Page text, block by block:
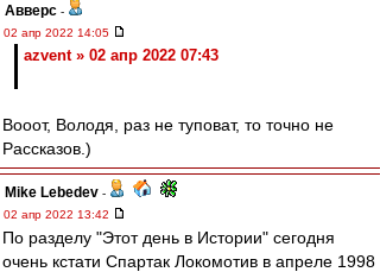
Авверс -
02 апр 2022 14:05
azvent » 02 апр 2022 07:43
Вооот, Володя, раз не туповат, то точно не
Рассказов.)
Mike Lebedev -
02 апр 2022 13:42
По разделу "Этот день в Истории" сегодня
очень кстати Спартак Локомотив в апреле 1998